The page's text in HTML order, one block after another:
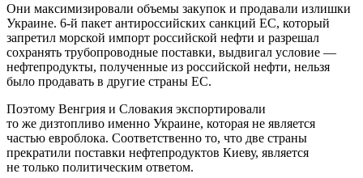
Они максимизировали объемы закупок и продавали излишки
Украине. 6-й пакет антироссийских санкций ЕС, который
запретил морской импорт российской нефти и разрешал
сохранять трубопроводные поставки, выдвигал условие —
нефтепродукты, полученные из российской нефти, нельзя
было продавать в другие страны ЕС.
Поэтому Венгрия и Словакия экспортировали
то же дизтопливо именно Украине, которая не является
частью евроблока. Соответственно то, что две страны
прекратили поставки нефтепродуктов Киеву, является
не только политическим ответом.